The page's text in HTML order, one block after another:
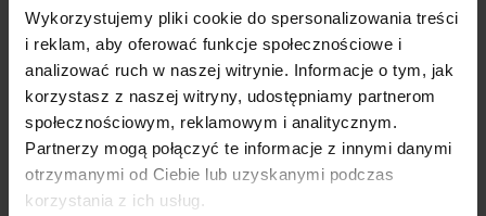
Wykorzystujemy pliki cookie do spersonalizowania treści
i reklam, aby oferować funkcje społecznościowe i
analizować ruch w naszej witrynie. Informacje o tym, jak
korzystasz z naszej witryny, udostępniamy partnerom
społecznościowym, reklamowym i analitycznym.
Partnerzy mogą połączyć te informacje z innymi danymi
otrzymanymi od Ciebie lub uzyskanymi podczas
korzystania z ich usług.
wysoka jakość materiału, łatwego w czyszczeniu,
mankiet posiada rozmiar uniwersalny -
po wypełnieniu powietrzem idealnie dopasowuje
się do ciała,
możliwość dokupienia poszerzacza
zwiększającego obwód mankietu.